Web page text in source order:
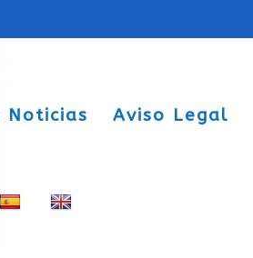
Noticias Aviso Legal